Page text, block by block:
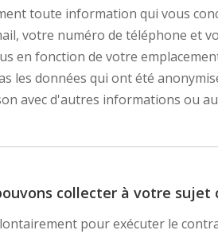
toute information qui vous
votre numéro de téléphone et
en fonction de votre
données qui ont été
avec d'autres informations ou
collecter à votre sujet
pour exécuter le